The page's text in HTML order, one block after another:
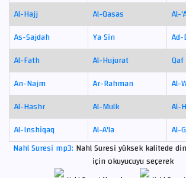
Al-Hajj
Al-Qasas
Al-
As-Sajdah
Ya Sin
Al-Fath
Al-Hujurat
Qaf
An-Najm
Ar-Rahman
Al-
Al-Hashr
Al-Mulk
Al-
Al-Inshiqaq
Al-A'la
Al-
Nahl Suresi mp3: Nahl Suresi yüksek kalitede
için okuyucuyu seçerek